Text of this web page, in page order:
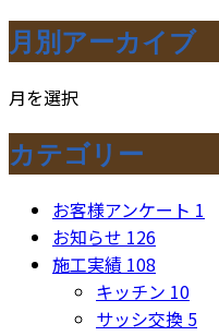
月別アーカイブ
月を選択
カテゴリー
お客様アンケート 1
お知らせ 126
施工実績 108
キッチン 10
サッシ交換 5